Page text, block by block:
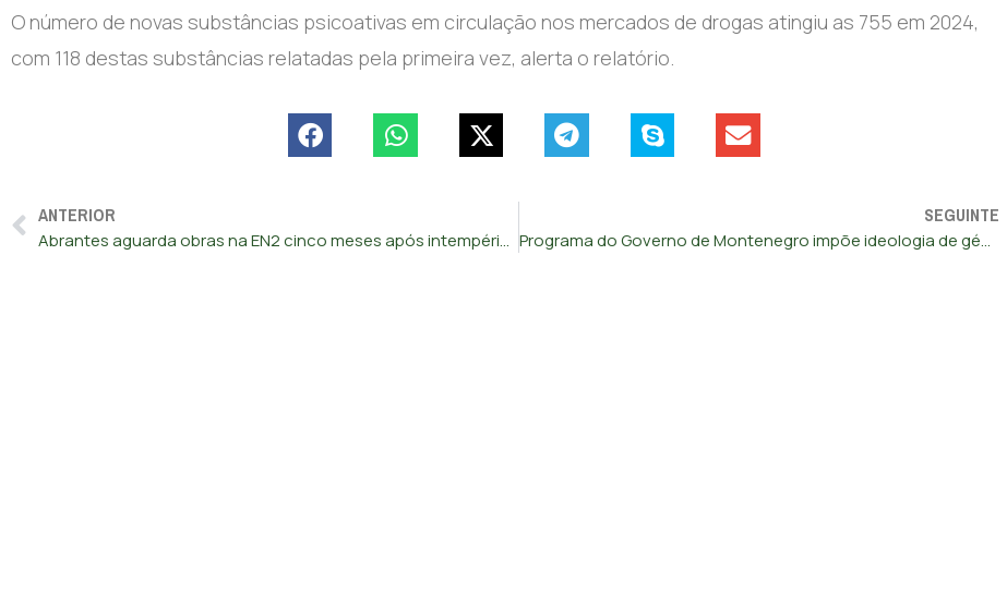
O número de novas substâncias psicoativas em circulação nos mercados de drogas atingiu as 755 em 2024,
com 118 destas substâncias relatadas pela primeira vez, alerta o relatório.
ANTERIOR
Abrantes aguarda obras na EN2 cinco meses após intempéries
SEGUINTE
Programa do Governo de Montenegro impõe ideologia de género nas escolas